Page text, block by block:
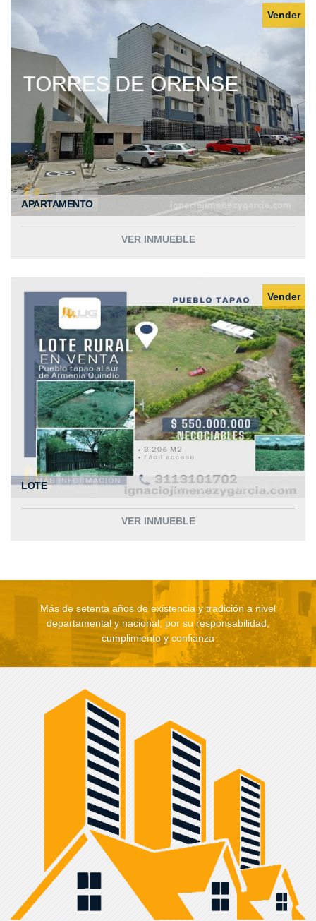
Vender
APARTAMENTO
VER INMUEBLE
Vender
LOTE
VER INMUEBLE
Más de setenta años de existencia y tradición a nivel
departamental y nacional, por su responsabilidad,
cumplimiento y confianza